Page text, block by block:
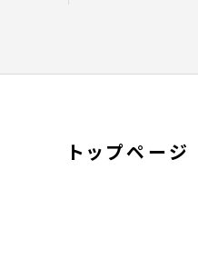
トップページ